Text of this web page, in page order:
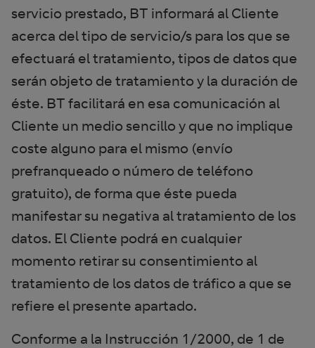
servicio prestado, BT informará al Cliente
acerca del tipo de servicio/s para los que se
efectuará el tratamiento, tipos de datos que
serán objeto de tratamiento y la duración de
éste. BT facilitará en esa comunicación al
Cliente un medio sencillo y que no implique
coste alguno para el mismo (envío
prefranqueado o número de teléfono
gratuito), de forma que éste pueda
manifestar su negativa al tratamiento de los
datos. El Cliente podrá en cualquier
momento retirar su consentimiento al
tratamiento de los datos de tráfico a que se
refiere el presente apartado.
Conforme a la Instrucción 1/2000, de 1 de